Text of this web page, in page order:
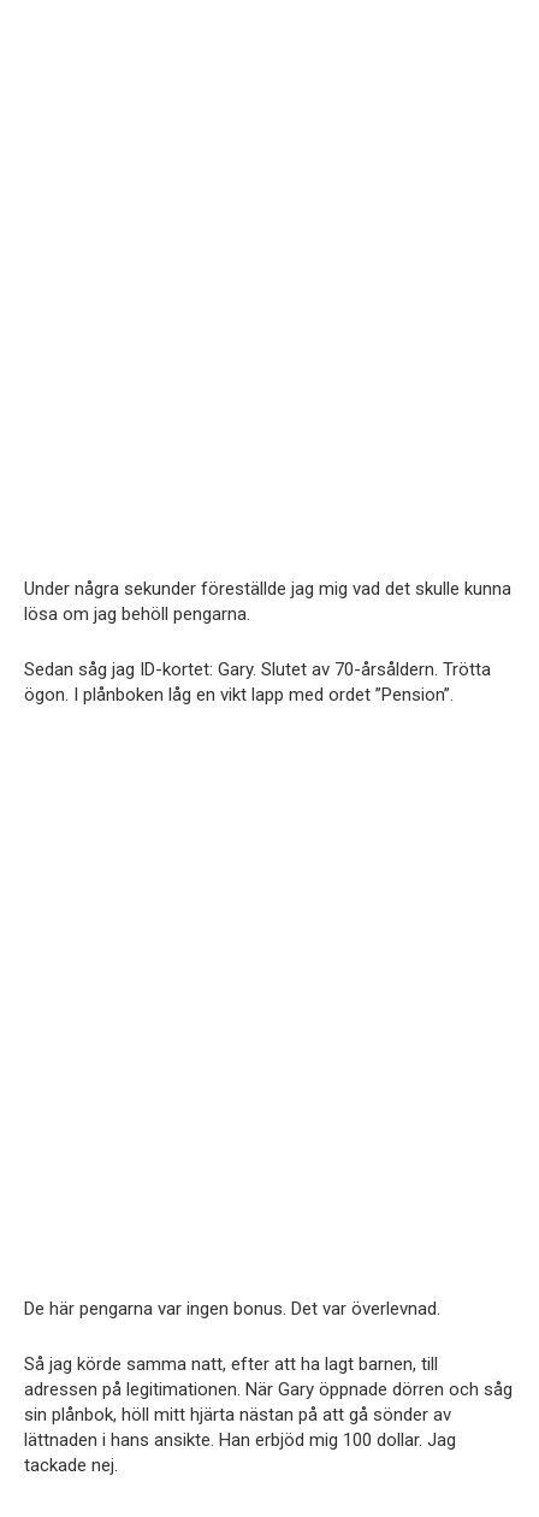
Under några sekunder föreställde jag mig vad det skulle kunna
lösa om jag behöll pengarna.
Sedan såg jag ID-kortet: Gary. Slutet av 70-årsåldern. Trötta
ögon. I plånboken låg en vikt lapp med ordet ”Pension”.
De här pengarna var ingen bonus. Det var överlevnad.
Så jag körde samma natt, efter att ha lagt barnen, till
adressen på legitimationen. När Gary öppnade dörren och såg
sin plånbok, höll mitt hjärta nästan på att gå sönder av
lättnaden i hans ansikte. Han erbjöd mig 100 dollar. Jag
tackade nej.